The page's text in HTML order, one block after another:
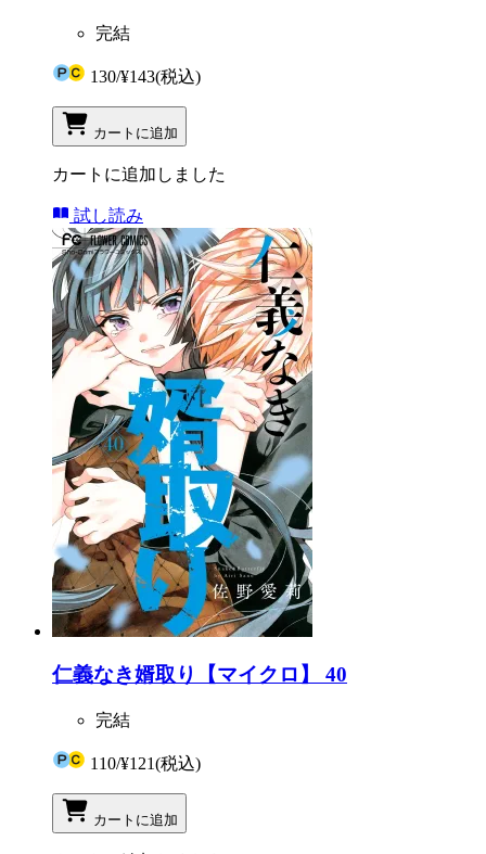
完結
130/¥143(税込)
カートに追加
カートに追加しました
試し読み
仁義なき婿取り【マイクロ】 40
完結
110/¥121(税込)
カートに追加